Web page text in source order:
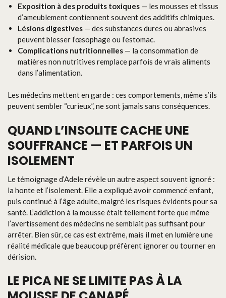
Exposition à des produits toxiques — les mousses et tissus
d’ameublement contiennent souvent des additifs chimiques.
Lésions digestives — des substances dures ou abrasives
peuvent blesser l’œsophage ou l’estomac.
Complications nutritionnelles — la consommation de
matières non nutritives remplace parfois de vrais aliments
dans l’alimentation.
Les médecins mettent en garde : ces comportements, même s’ils
peuvent sembler “curieux”, ne sont jamais sans conséquences.
QUAND L’INSOLITE CACHE UNE
SOUFFRANCE — ET PARFOIS UN
ISOLEMENT
Le témoignage d’Adele révèle un autre aspect souvent ignoré :
la honte et l’isolement. Elle a expliqué avoir commencé enfant,
puis continué à l’âge adulte, malgré les risques évidents pour sa
santé. L’addiction à la mousse était tellement forte que même
l’avertissement des médecins ne semblait pas suffisant pour
arrêter. Bien sûr, ce cas est extrême, mais il met en lumière une
réalité médicale que beaucoup préfèrent ignorer ou tourner en
dérision.
LE PICA NE SE LIMITE PAS À LA